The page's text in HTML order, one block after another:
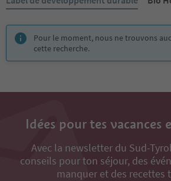
Pour le moment, nous ne trouvons
cette recherche.
Idées pour tes vacances
Avec la newsletter du Sud-
conseils pour ton séjour, des
manquer et des recettes